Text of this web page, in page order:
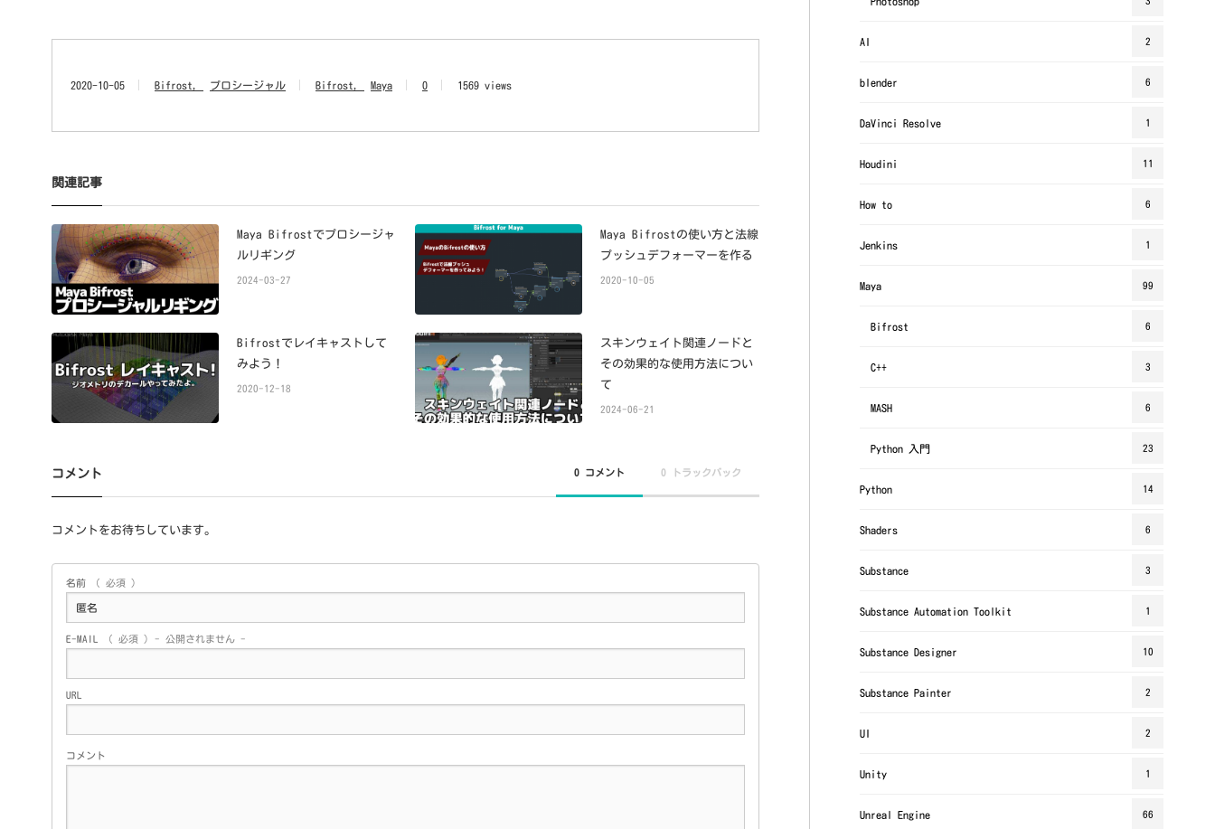
2020-10-05 Bifrost プロシージャル Bifrost Maya 0 1569 views
関連記事
Maya Bifrostでプロシージャ
ルリギング
2024-03-27
Maya Bifrostの使い方と法線
プッシュデフォーマーを作る
2020-10-05
Bifrostでレイキャストして
みよう！
2020-12-18
スキンウェイト関連ノードと
その効果的な使用方法につい
て
2024-06-21
コメント 0 コメント 0 トラックバック
コメントをお待ちしています。
名前 ( 必須 )
E-MAIL ( 必須 ) - 公開されません -
URL
コメント
AI 2
blender 6
DaVinci Resolve 1
Houdini 11
How to 6
Jenkins 1
Maya 99
Bifrost 6
C++ 3
MASH 6
Python 入門 23
Python 14
Shaders 6
Substance 3
Substance Automation Toolkit 1
Substance Designer 10
Substance Painter 2
UI 2
Unity 1
Unreal Engine 66